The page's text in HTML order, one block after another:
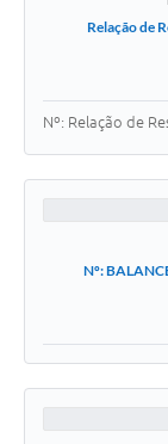
Relação de
Nº: Relação de
Nº: